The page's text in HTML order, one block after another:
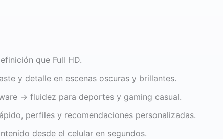
que Full HD.
y detalle en escenas oscuras y brillantes.
→ fluidez para deportes y gaming casual.
perfiles y recomendaciones personalizadas.
desde el celular en segundos.